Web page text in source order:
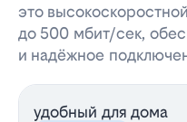
это
до 500 мбит/сек,
и надёжное
удобный для дома